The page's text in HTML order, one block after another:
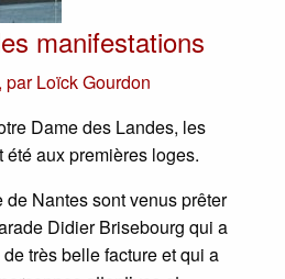
manifestations
, parLoïck Gourdon
Dame des Landes, les
aux premières loges.
Nantes sont venus prêter
Didier Brisebourg qui a
très belle facture et qui a